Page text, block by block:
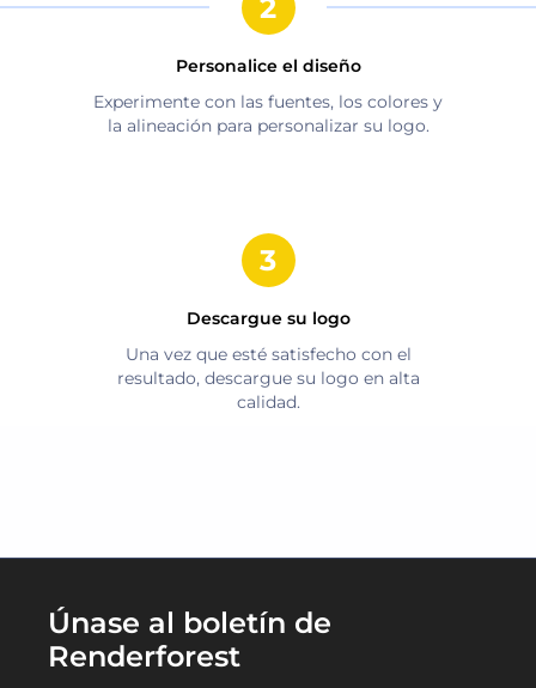
Personalice el diseño
Experimente con las fuentes, los colores y
la alineación para personalizar su logo.
Descargue su logo
Una vez que esté satisfecho con el
resultado, descargue su logo en alta
calidad.
Únase al boletín de
Renderforest